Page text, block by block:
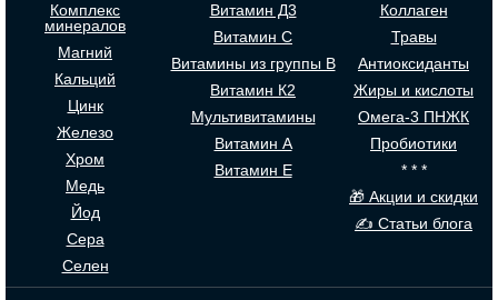
Комплекс
минералов
Магний
Кальций
Цинк
Железо
Хром
Медь
Йод
Сера
Селен
Витамин Д3
Витамин С
Витамины из группы В
Витамин К2
Мультивитамины
Витамин А
Витамин Е
Коллаген
Травы
Антиоксиданты
Жиры и кислоты
Омега-3 ПНЖК
Пробиотики
* * *
🎁 Акции и скидки
✍ Статьи блога